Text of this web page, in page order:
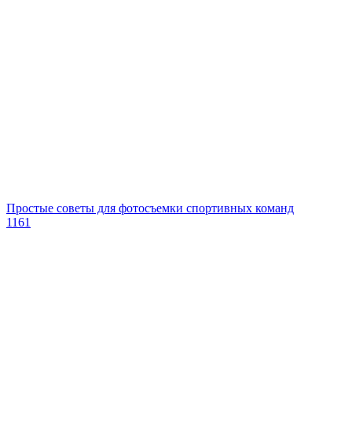
Простые советы для фотосъемки спортивных команд
1161